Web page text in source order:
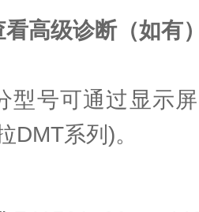
看高级诊断（如有
号可通过显示屏
DMT系列)。